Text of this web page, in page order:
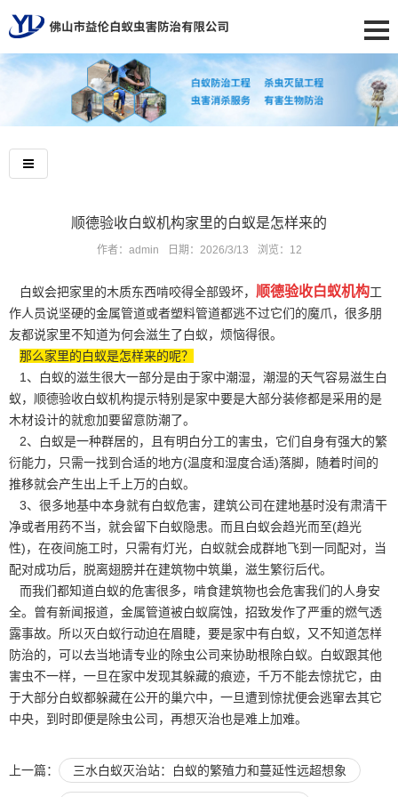
顺德验收白蚁机构家里的白蚁是怎样来的
作者：admin 日期：2026/3/13 浏览： 12
白蚁会把家里的木质东西啃咬得全部毁坏， 顺德验收白蚁机构工
作人员说坚硬的金属管道或者塑料管道都逃不过它们的魔爪，很多朋
友都说家里不知道为何会滋生了白蚁，烦恼得很。
那么家里的白蚁是怎样来的呢？
1、白蚁的滋生很大一部分是由于家中潮湿，潮湿的天气容易滋生白
蚁，顺德验收白蚁机构提示特别是家中要是大部分装修都是采用的是
木材设计的就愈加要留意防潮了。
2、白蚁是一种群居的，且有明白分工的害虫，它们自身有强大的繁
衍能力，只需一找到合适的地方(温度和湿度合适)落脚，随着时间的
推移就会产生出上千上万的白蚁。
3、很多地基中本身就有白蚁危害，建筑公司在建地基时没有肃清干
净或者用药不当，就会留下白蚁隐患。而且白蚁会趋光而至(趋光
性)，在夜间施工时，只需有灯光，白蚁就会成群地飞到一同配对，当
配对成功后，脱离翅膀并在建筑物中筑巢，滋生繁衍后代。
而我们都知道白蚁的危害很多，啃食建筑物也会危害我们的人身安
全。曾有新闻报道，金属管道被白蚁腐蚀，招致发作了严重的燃气透
露事故。所以灭白蚁行动迫在眉睫，要是家中有白蚁，又不知道怎样
防治的，可以去当地请专业的除虫公司来协助根除白蚁。白蚁跟其他
害虫不一样，一旦在家中发现其躲藏的痕迹，千万不能去惊扰它，由
于大部分白蚁都躲藏在公开的巢穴中，一旦遭到惊扰便会逃窜去其它
中央，到时即便是除虫公司，再想灭治也是难上加难。
上一篇： 三水白蚁灭治站：白蚁的繁殖力和蔓延性远超想象